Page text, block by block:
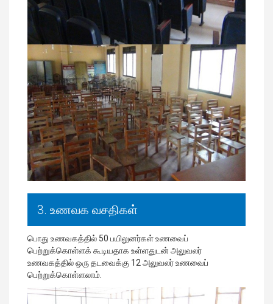
3. உணவக வசதிகள்
பொது உணவகத்தில் 50 பயிலுனர்கள் உணவைப்
பெற்றுக்கொள்ளக் கூடியதாக உள்ளதுடன் அலுவலர்
உணவகத்தில் ஒரு தடவைக்கு 12 அலுவலர் உணவைப்
பெற்றுக்கொள்ளலாம்.